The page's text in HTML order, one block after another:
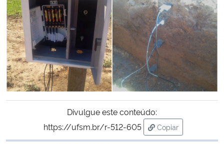
Gabinete de Segurança Institucional
Advocacia-Geral da União
Banco Central do Brasil
Planalto
Divulgue este conteúdo:
https://ufsm.br/r-512-605
Copiar
para área de